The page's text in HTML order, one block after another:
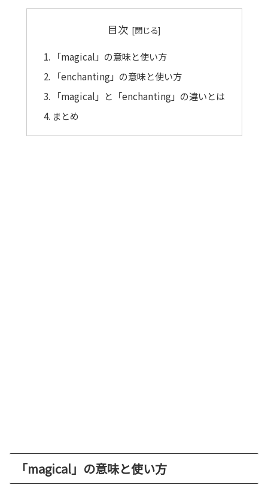
目次
「magical」の意味と使い方
「enchanting」の意味と使い方
「magical」と「enchanting」の違いとは
まとめ
「magical」の意味と使い方